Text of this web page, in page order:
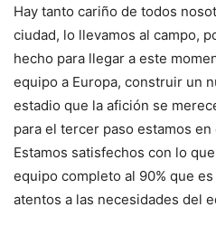
Hay tanto cariño de todos
ciudad, lo llevamos al campo,
hecho para llegar a este
equipo a Europa, construir un
estadio que la afición se
para el tercer paso estamos en
Estamos satisfechos con lo
equipo completo al 90% que
atentos a las necesidades del